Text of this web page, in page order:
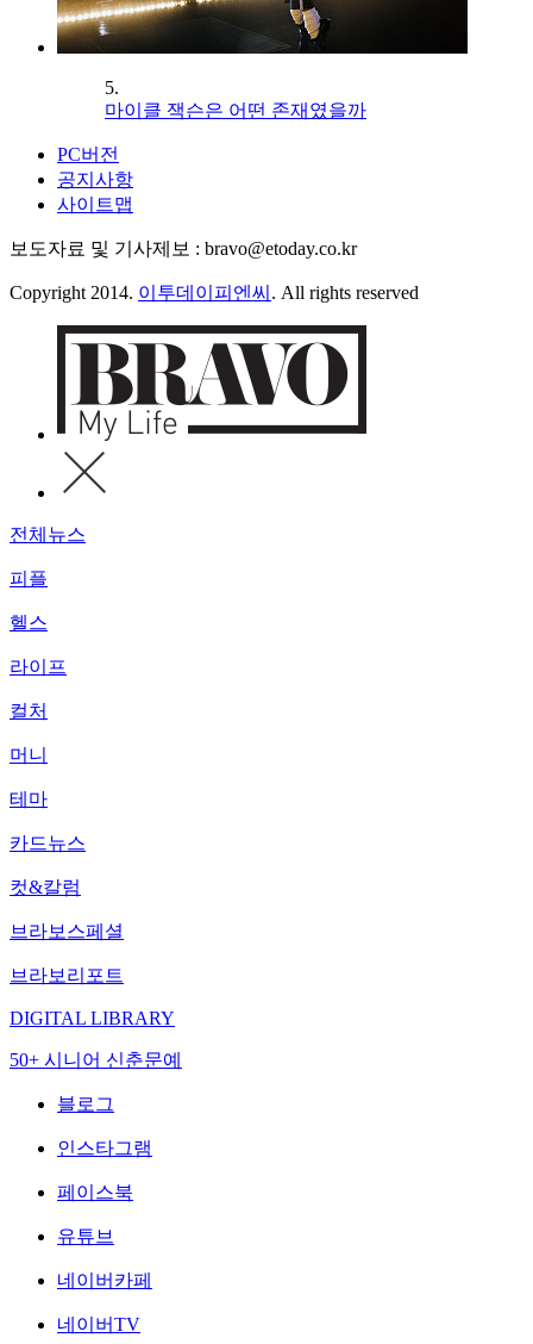
5.
마이클 잭슨은 어떤 존재였을까
PC버전
공지사항
사이트맵
보도자료 및 기사제보 : bravo@etoday.co.kr
Copyright 2014. 이투데이피엔씨 . All rights reserved
전체뉴스
피플
헬스
라이프
컬처
머니
테마
카드뉴스
컷&칼럼
브라보스페셜
브라보리포트
DIGITAL LIBRARY
50+ 시니어 신춘문예
블로그
인스타그램
페이스북
유튜브
네이버카페
네이버TV